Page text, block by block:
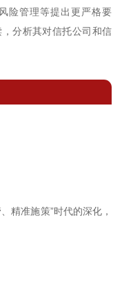
险管理等提出更严格要
分析其对信托公司和信
精准施策”时代的深化，